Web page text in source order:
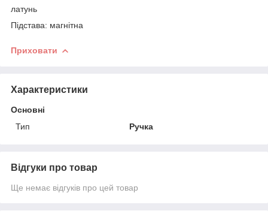
латунь
Підстава: магнітна
Приховати
Характеристики
Основні
Тип
Ручка
Відгуки про товар
Ще немає відгуків про цей товар